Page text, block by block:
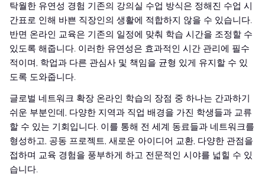
탁월한 유연성 경험 기존의 강의실 수업 방식은 정해진 수업 시
간표로 인해 바쁜 직장인의 생활에 적합하지 않을 수 있습니다.
반면 온라인 교육은 기존의 일정에 맞춰 학습 시간을 조정할 수
있도록 해줍니다. 이러한 유연성은 효과적인 시간 관리에 필수
적이며, 학업과 다른 관심사 및 책임을 균형 있게 유지할 수 있
도록 도와줍니다.
글로벌 네트워크 확장 온라인 학습의 장점 중 하나는 간과하기
쉬운 부분인데, 다양한 지역과 직업 배경을 가진 학생들과 교류
할 수 있는 기회입니다. 이를 통해 전 세계 동료들과 네트워크를
형성하고, 공동 프로젝트, 새로운 아이디어 교환, 다양한 관점을
접하며 교육 경험을 풍부하게 하고 전문적인 시야를 넓힐 수 있
습니다.